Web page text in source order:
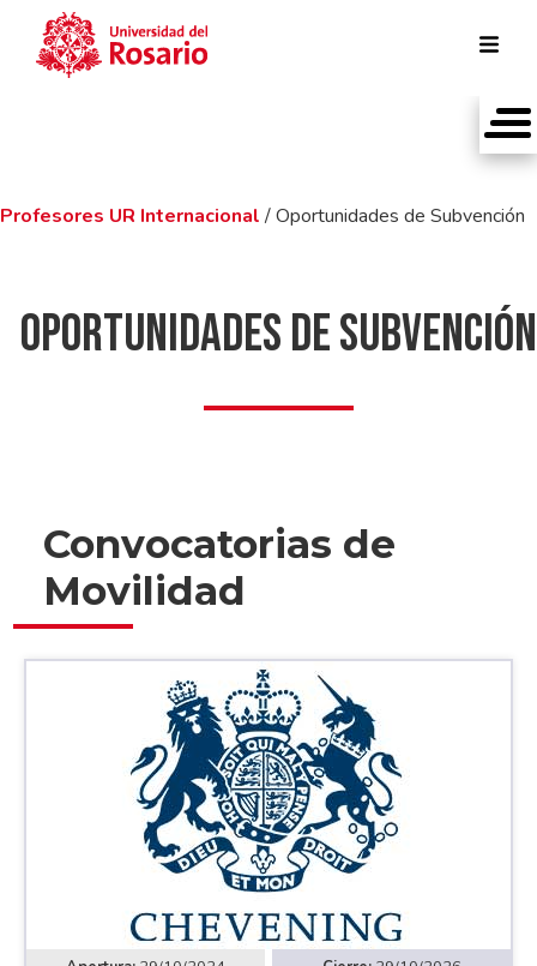
Profesores UR Internacional / Oportunidades de Subvención
Oportunidades de Subvención
Convocatorias de
Movilidad